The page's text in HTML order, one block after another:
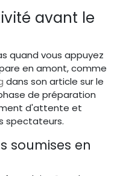
avant le
quand vous appuyez
en amont, comme
dans son article sur le
de préparation
d'attente et
spectateurs.
soumises en